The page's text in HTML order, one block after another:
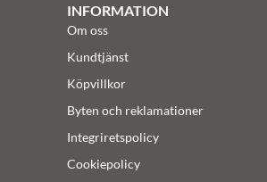
INFORMATION
Om oss
Kundtjänst
Köpvillkor
Byten och reklamationer
Integriretspolicy
Cookiepolicy